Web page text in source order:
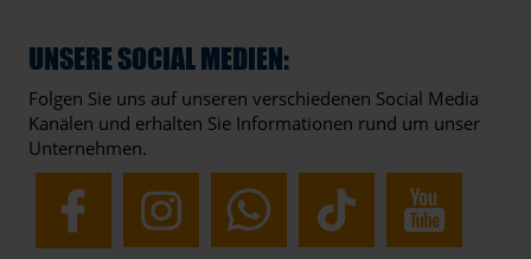
UNSERE SOCIAL MEDIEN:
Folgen Sie uns auf unseren verschiedenen Social Media
Kanälen und erhalten Sie Informationen rund um unser
Unternehmen.